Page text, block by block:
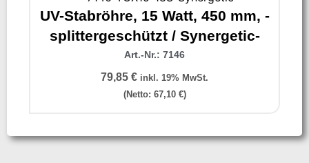
UV-Stabröhre, 15 Watt, 450 mm, -
splittergeschützt / Synergetic-
Art.-Nr.: 7146
79,85 € inkl. 19% MwSt.
(Netto: 67,10 €)